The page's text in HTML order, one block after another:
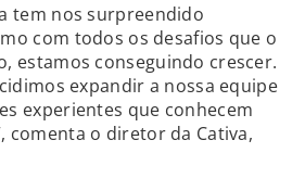
tem nos surpreendido
com todos os desafios que o
estamos conseguindo crescer.
expandir a nossa equipe
experientes que conhecem
comenta o diretor da Cativa,